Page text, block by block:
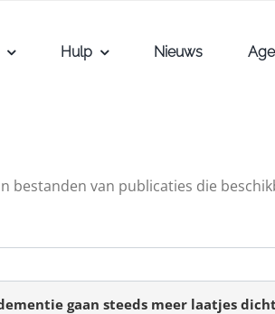
Hulp Nieuws
bestanden van publicaties die
gaan steeds meer laatjes dicht